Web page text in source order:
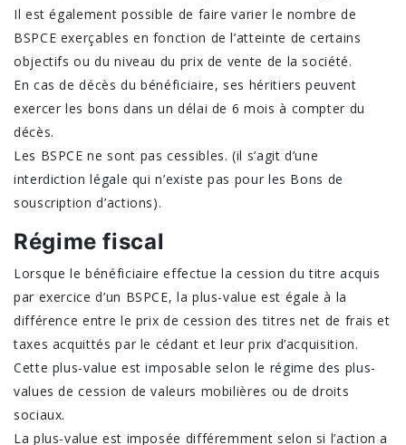
Il est également possible de faire varier le nombre de
BSPCE exerçables en fonction de l’atteinte de certains
objectifs ou du niveau du prix de vente de la société.
En cas de décès du bénéficiaire, ses héritiers peuvent
exercer les bons dans un délai de 6 mois à compter du
décès.
Les BSPCE ne sont pas cessibles. (il s’agit d’une
interdiction légale qui n’existe pas pour les Bons de
souscription d’actions).
Régime fiscal
Lorsque le bénéficiaire effectue la cession du titre acquis
par exercice d’un BSPCE, la plus-value est égale à la
différence entre le prix de cession des titres net de frais et
taxes acquittés par le cédant et leur prix d’acquisition.
Cette plus-value est imposable selon le régime des plus-
values de cession de valeurs mobilières ou de droits
sociaux.
La plus-value est imposée différemment selon si l’action a